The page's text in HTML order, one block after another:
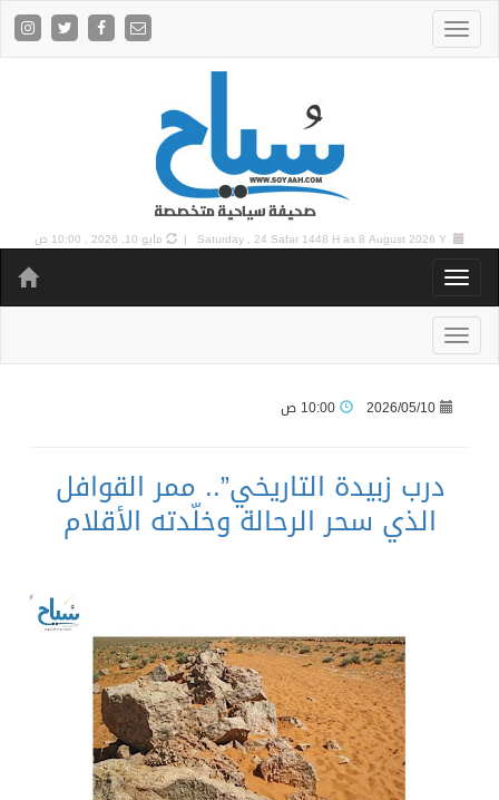
Saturday , 24 Safar 1448 H as8 August 2026 Y | مايو 10, 2026 , 10:00 ص
2026/05/10
درب زبيدة التاريخي”.. ممر القوافل
الذي سحر الرحالة وخلّدته الأقلام